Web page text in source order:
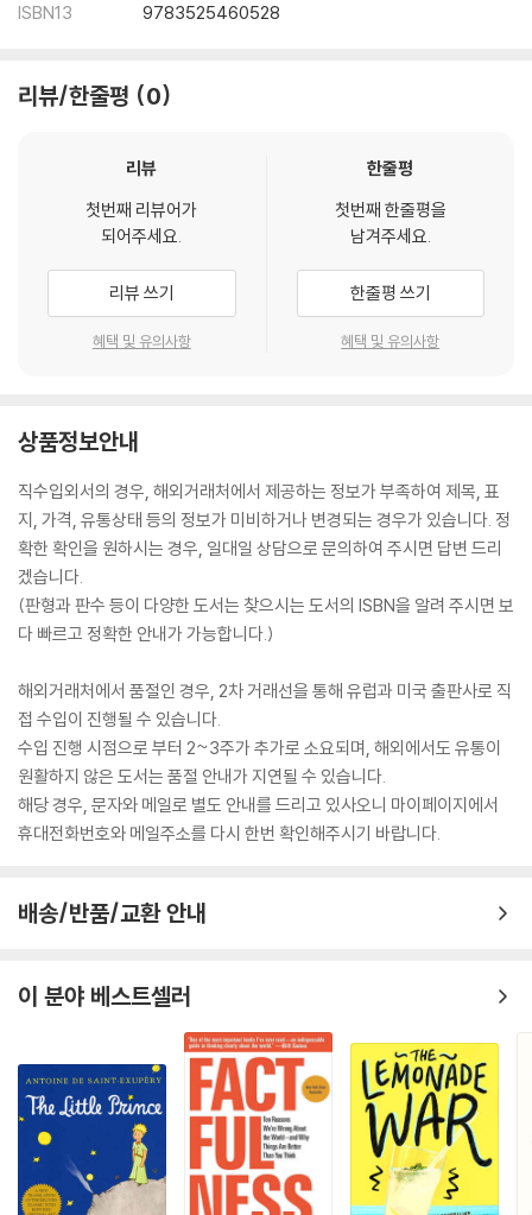
ISBN13
9783525460528
리뷰/한줄평 0
리뷰
첫번째 리뷰어가
되어주세요.
리뷰 쓰기
혜택 및 유의사항
한줄평
첫번째 한줄평을
남겨주세요.
한줄평 쓰기
혜택 및 유의사항
상품정보안내
직수입외서의 경우, 해외거래처에서 제공하는 정보가 부족하여 제목, 표
지, 가격, 유통상태 등의 정보가 미비하거나 변경되는 경우가 있습니다. 정
확한 확인을 원하시는 경우, 일대일 상담으로 문의하여 주시면 답변 드리
겠습니다.
(판형과 판수 등이 다양한 도서는 찾으시는 도서의 ISBN을 알려 주시면 보
다 빠르고 정확한 안내가 가능합니다.)
해외거래처에서 품절인 경우, 2차 거래선을 통해 유럽과 미국 출판사로 직
접 수입이 진행될 수 있습니다.
수입 진행 시점으로 부터 2~3주가 추가로 소요되며, 해외에서도 유통이
원활하지 않은 도서는 품절 안내가 지연될 수 있습니다.
해당 경우, 문자와 메일로 별도 안내를 드리고 있사오니 마이페이지에서
휴대전화번호와 메일주소를 다시 한번 확인해주시기 바랍니다.
배송/반품/교환 안내
이 분야 베스트셀러